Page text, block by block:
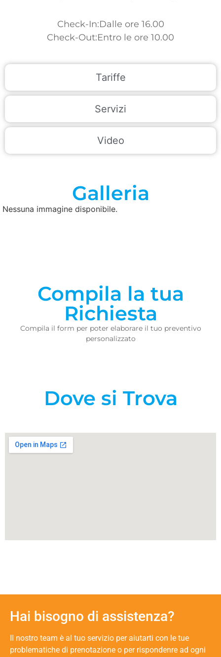
Tariffe
Servizi
Video
Check-In:Dalle ore 16.00
Check-Out:Entro le ore 10.00
Galleria
Nessuna immagine disponibile.
Compila la tua
Richiesta
Compila il form per poter elaborare il tuo preventivo
personalizzato
Dove si Trova
Hai bisogno di assistenza?
Il nostro team è al tuo servizio per aiutarti con le tue
problematiche di prenotazione o per rispondenre ad ogni